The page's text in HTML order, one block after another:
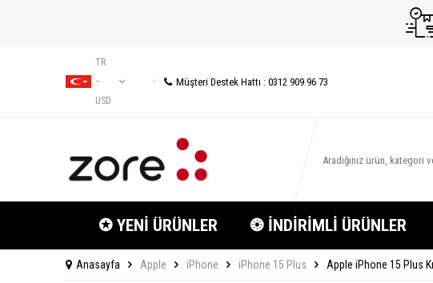
TR
−
USD
Müşteri Destek Hattı : 0312 909 96 73
✪ YENİ ÜRÜNLER ❂ İNDİRİMLİ ÜRÜNLER
Anasayfa Apple iPhone iPhone 15 Plus Apple iPhone 15 Plus